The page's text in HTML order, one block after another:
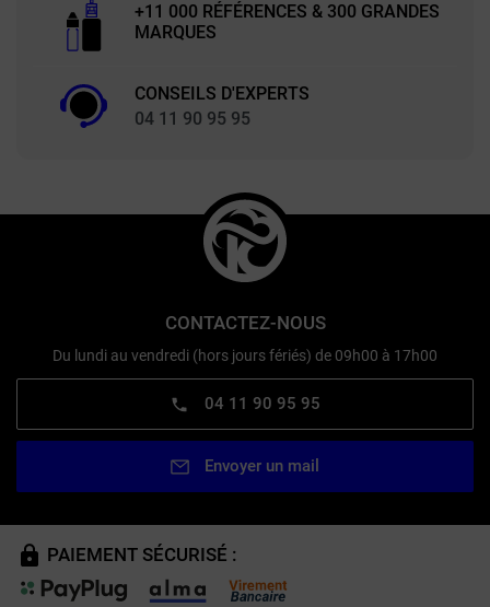
+11 000 RÉFÉRENCES & 300 GRANDES
MARQUES
CONSEILS D'EXPERTS
04 11 90 95 95
CONTACTEZ-NOUS
Du lundi au vendredi (hors jours fériés) de 09h00 à 17h00
04 11 90 95 95
Envoyer un mail
PAIEMENT SÉCURISÉ :